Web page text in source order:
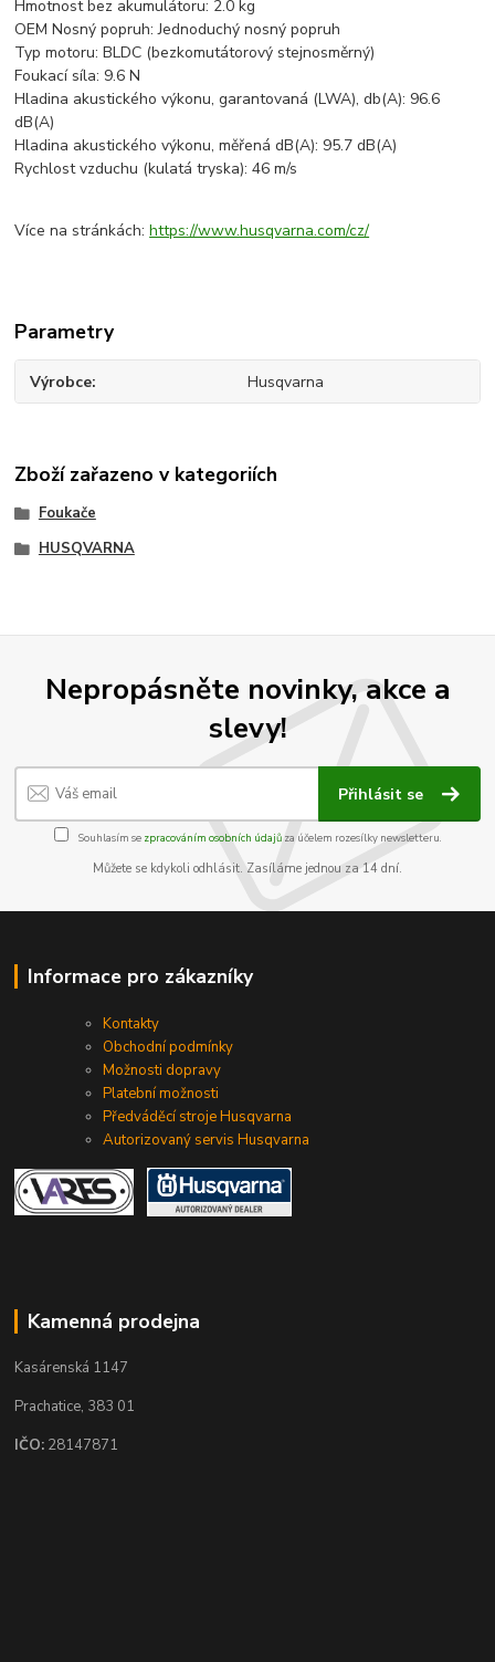
Hmotnost bez akumulátoru: 2.0 kg
OEM Nosný popruh: Jednoduchý nosný popruh
Typ motoru: BLDC (bezkomutátorový stejnosměrný)
Foukací síla: 9.6 N
Hladina akustického výkonu, garantovaná (LWA), db(A): 96.6
dB(A)
Hladina akustického výkonu, měřená dB(A): 95.7 dB(A)
Rychlost vzduchu (kulatá tryska): 46 m/s
Více na stránkách:https://www.husqvarna.com/cz/
Parametry
Výrobce Husqvarna
Zboží zařazeno v kategoriích
Foukače
HUSQVARNA
Nepropásněte novinky, akce a
slevy!
Přihlásit se
Souhlasím se zpracováním osobních údajůza účelem rozesílky newsletteru.
Můžete se kdykoli odhlásit. Zasíláme jednou za 14 dní.
Informace pro zákazníky
Kontakty
Obchodní podmínky
Možnosti dopravy
Platební možnosti
Předváděcí stroje Husqvarna
Autorizovaný servis Husqvarna
Kamenná prodejna
Kasárenská 1147
Prachatice, 383 01
IČO: 28147871